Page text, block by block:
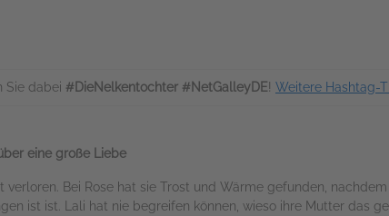
Sie dabei #DieNelkentochter #NetGalleyDE! Weitere Hashtag-
eine große Liebe
Bei Rose hat sie Trost und Wärme gefunden,
ist ist. Lali hat nie begreifen können, wieso ihre Mutter das